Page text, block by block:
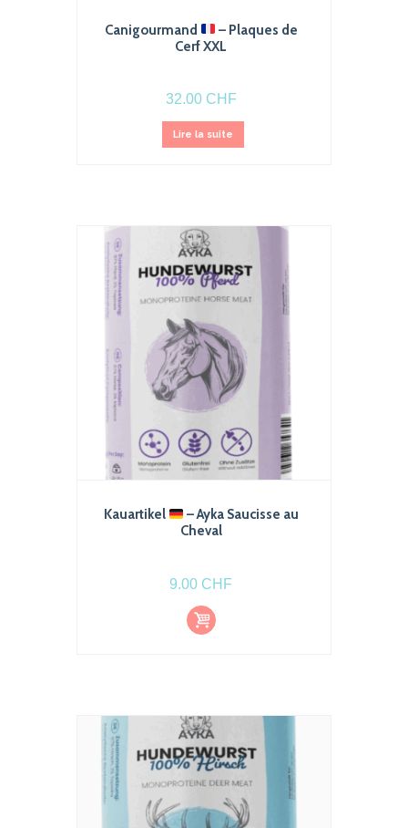
Canigourmand
– Plaques de
Cerf XXL
32.00 CHF
Lire la suite
Kauartikel
– Ayka Saucisse au
Cheval
9.00 CHF
Ajout
er au
pani